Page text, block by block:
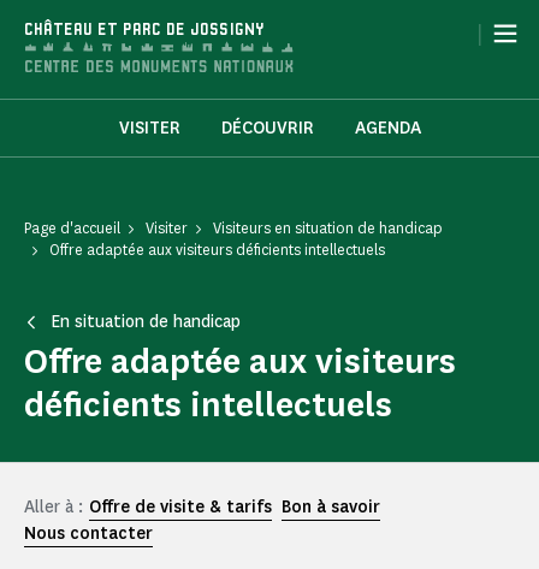
CHÂTEAU ET PARC DE JOSSIGNY |
VISITER DÉCOUVRIR AGENDA
Page d'accueil Visiter
Visiteurs en situation de handicap
Offre adaptée aux visiteurs déficients intellectuels
En situation de handicap
Offre adaptée aux visiteurs
déficients intellectuels
Aller à : Offre de visite & tarifs Bon à savoir
Nous contacter